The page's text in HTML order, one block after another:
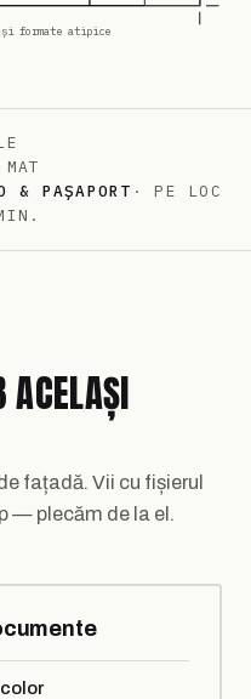
și formate atipice
& PAȘAPORT · PE LOC
ACELAȘI
fațadă. Vii cu fișierul
— plecăm de la el.